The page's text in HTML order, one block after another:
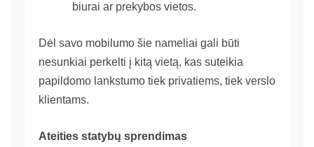
biurai ar prekybos vietos.
Dėl savo mobilumo šie nameliai gali būti
nesunkiai perkelti į kitą vietą, kas suteikia
papildomo lankstumo tiek privatiems, tiek verslo
klientams.
Ateities statybų sprendimas